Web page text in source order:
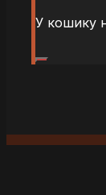
У кошику